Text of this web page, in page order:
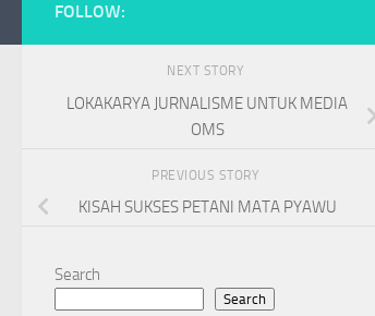
FOLLOW:
NEXT STORY
LOKAKARYA JURNALISME UNTUK MEDIA
OMS
PREVIOUS STORY
KISAH SUKSES PETANI MATA PYAWU
Search
Search